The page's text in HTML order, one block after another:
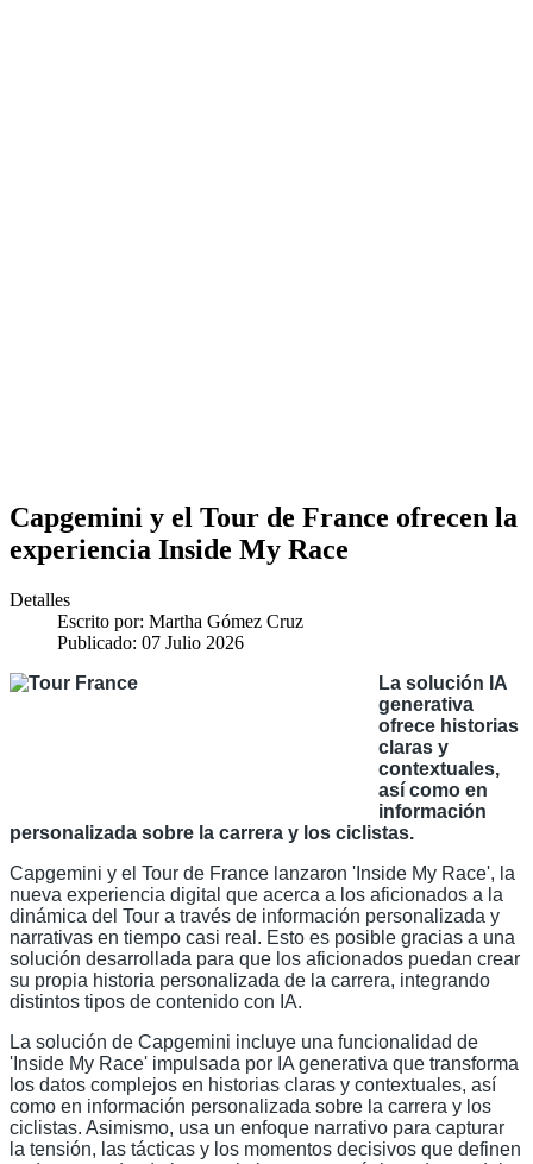
Capgemini y el Tour de France ofrecen la
experiencia Inside My Race
Detalles
Escrito por: Martha Gómez Cruz
Publicado: 07 Julio 2026
La solución IA
generativa
ofrece historias
claras y
contextuales,
así como en
información
personalizada sobre la carrera y los ciclistas.
Capgemini y el Tour de France lanzaron 'Inside My Race', la
nueva experiencia digital que acerca a los aficionados a la
dinámica del Tour a través de información personalizada y
narrativas en tiempo casi real. Esto es posible gracias a una
solución desarrollada para que los aficionados puedan crear
su propia historia personalizada de la carrera, integrando
distintos tipos de contenido con IA.
La solución de Capgemini incluye una funcionalidad de
'Inside My Race' impulsada por IA generativa que transforma
los datos complejos en historias claras y contextuales, así
como en información personalizada sobre la carrera y los
ciclistas. Asimismo, usa un enfoque narrativo para capturar
la tensión, las tácticas y los momentos decisivos que definen